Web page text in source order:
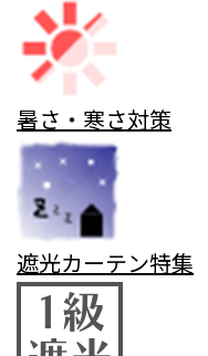
暑さ・寒さ対策
遮光カーテン特集